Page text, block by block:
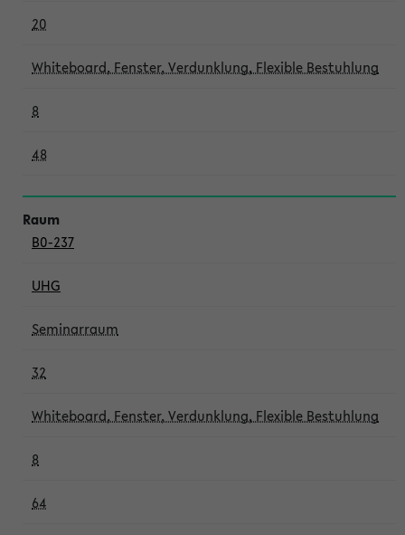
20
Whiteboard, Fenster, Verdunklung, Flexible Bestuhlung
8
48
B0-237
UHG
Seminarraum
32
Whiteboard, Fenster, Verdunklung, Flexible Bestuhlung
8
64